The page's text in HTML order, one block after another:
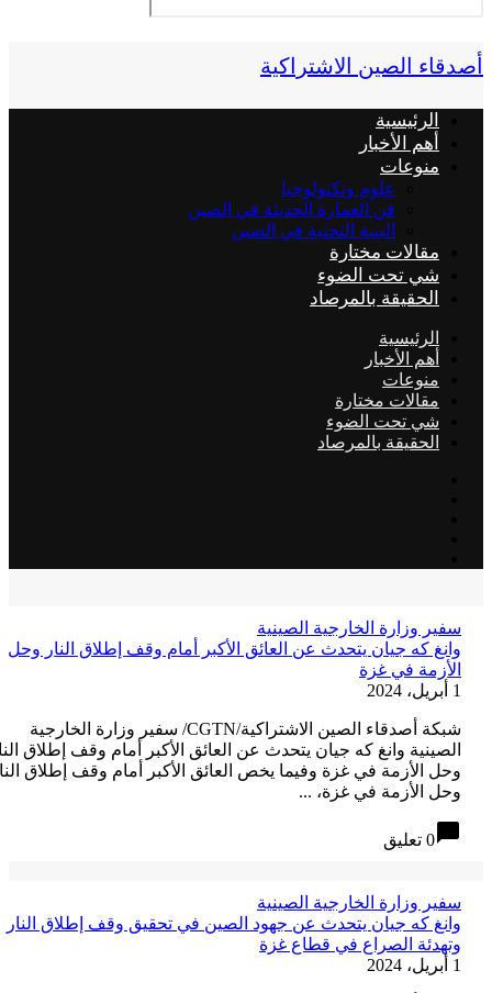
الصين الاشتراكية
الرئيسية
أهم الأخبار
منوعات
علوم وتكنولوجيا
فن العمارة الحديثة في الصين
البنية التحتية في الصين
مقالات مختارة
شي تحت الضوء
الحقيقة بالمرصاد
الرئيسية
أهم الأخبار
منوعات
مقالات مختارة
شي تحت الضوء
الحقيقة بالمرصاد
وزارة الخارجية الصينية
كه جيان يتحدث عن العائق الأكبر أمام وقف إطلاق النار وحل
في غزة
شبكة أصدقاء الصين الاشتراكية/CGTN/ سفير وزارة الخارجية
وانغ كه جيان يتحدث عن العائق الأكبر أمام وقف إطلاق النار
الأزمة في غزة وفيما يخص العائق الأكبر أمام وقف إطلاق النار
الأزمة في غزة، ...
وزارة الخارجية الصينية
كه جيان يتحدث عن جهود الصين في تحقيق وقف إطلاق النار
الصراع في قطاع غزة